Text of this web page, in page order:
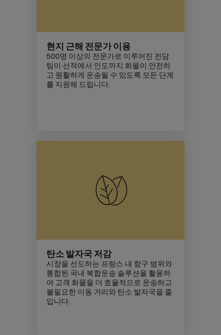
현지 근해 전문가 이용
500명 이상의 전문가로 이루어진 전담
팀이 선적에서 인도까지 화물이 안전하
고 원활하게 운송될 수 있도록 모든 단계
를 지원해 드립니다.
탄소 발자국 저감
시장을 선도하는 프랑스 내 항구 범위와
통합된 국내 복합운송 솔루션을 활용하
여 고객 화물을 더 효율적으로 운송하고
불필요한 이동 거리와 탄소 발자국을 줄
입니다.